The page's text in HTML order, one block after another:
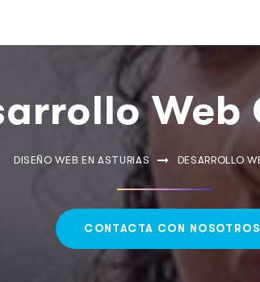
Web
DISEÑO WEB EN ASTURIAS DESARROLLO
CONTACTA CON NOSOTROS